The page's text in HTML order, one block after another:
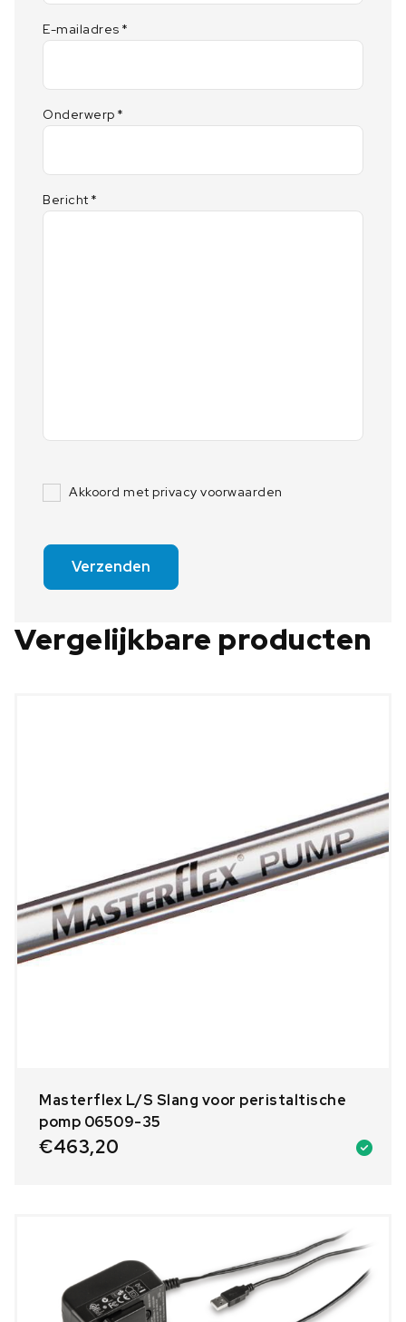
E-mailadres *
Onderwerp *
Bericht *
Akkoord met privacy voorwaarden
Verzenden
Vergelijkbare producten
Masterflex L/S Slang voor peristaltische
pomp 06509-35
€463,20